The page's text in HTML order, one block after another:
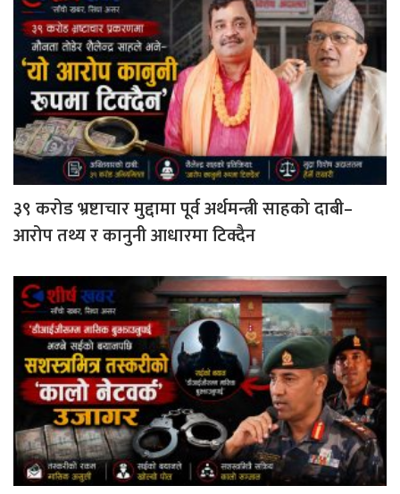
३९ करोड भ्रष्टाचार मुद्दामा पूर्व अर्थमन्त्री साहको दाबी–
आरोप तथ्य र कानुनी आधारमा टिक्दैन